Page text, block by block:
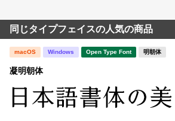
同じタイプフェイスの人気の商品
macOS Windows Open Type Font 明朝体
凝明朝体